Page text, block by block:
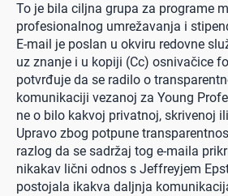
To je bila ciljna grupa za programe
profesionalnog umrežavanja i
E-mail je poslan u okviru redovne
uz znanje i u kopiji (Cc) osnivačice
potvrđuje da se radilo o
komunikaciji vezanoj za Young
ne o bilo kakvoj privatnoj, skrivenoj
Upravo zbog potpune
razlog da se sadržaj tog e-maila
nikakav lični odnos s Jeffreyjem
postojala ikakva daljnja